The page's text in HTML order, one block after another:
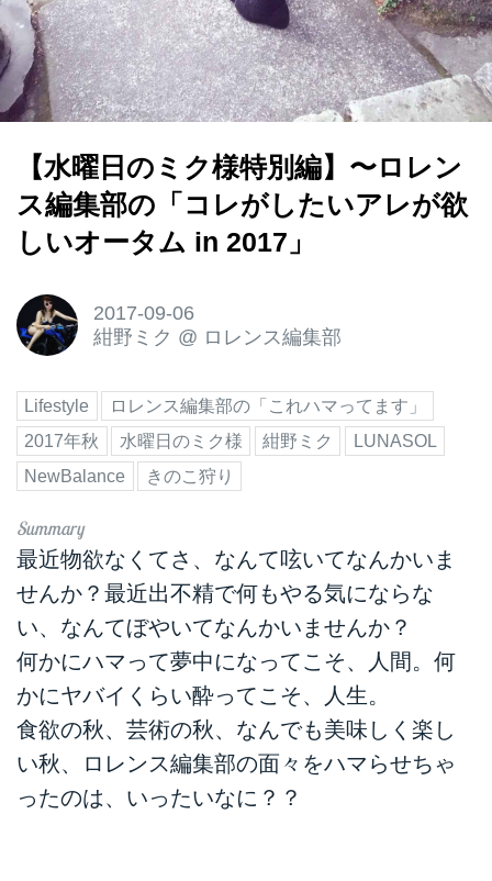
【水曜日のミク様特別編】〜ロレン
ス編集部の「コレがしたいアレが欲
しいオータム in 2017」
2017-09-06
紺野ミク @ ロレンス編集部
Lifestyle
ロレンス編集部の「これハマってます」
2017年秋
水曜日のミク様 紺野ミク
LUNASOL
NewBalance
きのこ狩り
最近物欲なくてさ、なんて呟いてなんかいま
せんか？最近出不精で何もやる気にならな
い、なんてぼやいてなんかいませんか？
何かにハマって夢中になってこそ、人間。何
かにヤバイくらい酔ってこそ、人生。
食欲の秋、芸術の秋、なんでも美味しく楽し
い秋、ロレンス編集部の面々をハマらせちゃ
ったのは、いったいなに？？